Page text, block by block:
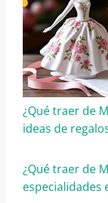
¿Qué traer de
ideas de
¿Qué traer de
especialidades